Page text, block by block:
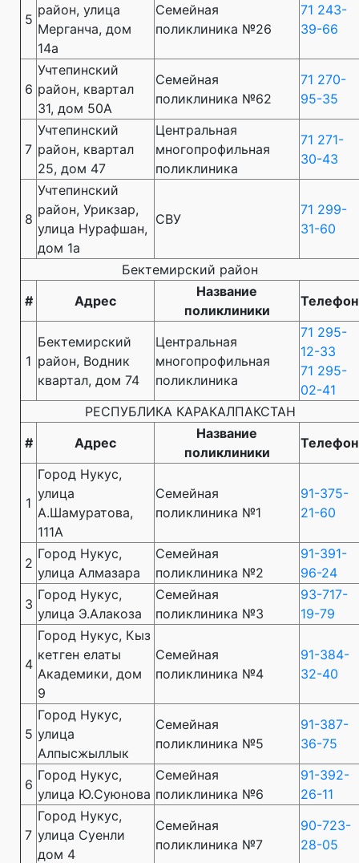
5
район, улица
Мерганча, дом
14а
Семейная
поликлиника №26
71 243-
39-66
6
Учтепинский
район, квартал
31, дом 50А
Семейная
поликлиника №62
71 270-
95-35
7
Учтепинский
район, квартал
25, дом 47
Центральная
многопрофильная
поликлиника
71 271-
30-43
8
Учтепинский
район, Урикзар,
улица Нурафшан,
дом 1а
СВУ
71 299-
31-60
Бектемирский район
#
Адрес
Название
поликлиники
Телефон
1
Бектемирский
район, Водник
квартал, дом 74
Центральная
многопрофильная
поликлиника
71 295-
12-33
71 295-
02-41
РЕСПУБЛИКА КАРАКАЛПАКСТАН
#
Адрес
Название
поликлиники
Телефон
1
Город Нукус,
улица
А.Шамуратова,
111А
Семейная
поликлиника №1
91-375-
21-60
2
Город Нукус,
улица Алмазара
Семейная
поликлиника №2
91-391-
96-24
3
Город Нукус,
улица Э.Алакоза
Семейная
поликлиника №3
93-717-
19-79
4
Город Нукус, Кыз
кетген елаты
Академики, дом
9
Семейная
поликлиника №4
91-384-
32-40
5
Город Нукус,
улица
Алпысжыллык
Семейная
поликлиника №5
91-387-
36-75
6
Город Нукус,
улица Ю.Суюнова
Семейная
поликлиника №6
91-392-
26-11
7
Город Нукус,
улица Суенли
дом 4
Семейная
поликлиника №7
90-723-
28-05